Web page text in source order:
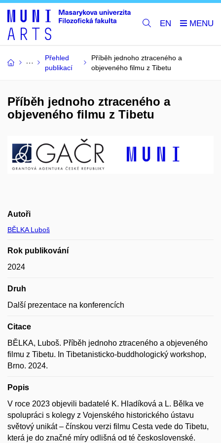
EN
Přehled
publikací
Příběh jednoho ztraceného a
objeveného filmu z Tibetu
Příběh jednoho ztraceného a
objeveného filmu z Tibetu
Autoři
BĚLKA Luboš
Rok publikování
2024
Druh
Další prezentace na konferencích
Citace
BĚLKA, Luboš. Příběh jednoho ztraceného a objeveného
filmu z Tibetu. In Tibetanisticko-buddhologický workshop,
Brno. 2024.
Popis
V roce 2023 objevili badatelé K. Hladíková a L. Bělka ve
spolupráci s kolegy z Vojenského historického ústavu
světový unikát – čínskou verzi filmu Cesta vede do Tibetu,
která je do značné míry odlišná od té československé.